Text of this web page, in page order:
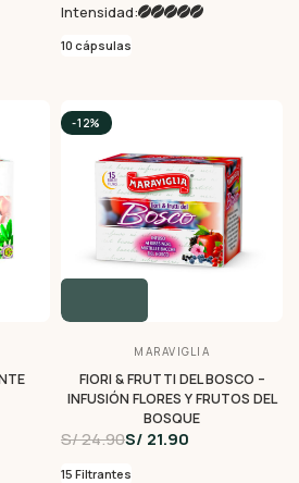
Intensidad:
10 cápsulas
-12%
MARAVIGLIA
FIORI & FRUTTI DEL BOSCO –
INFUSIÓN FLORES Y FRUTOS DEL
BOSQUE
S/ 24.90S/ 21.90
15 Filtrantes